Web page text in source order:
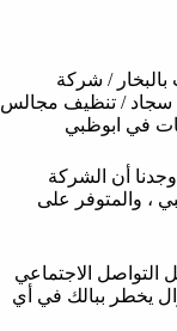
/ شركة
/ تنظيف مجالس
في ابوظبي
أن الشركة
، والمتوفر على
التواصل الاجتماعي
يخطر ببالك في أي